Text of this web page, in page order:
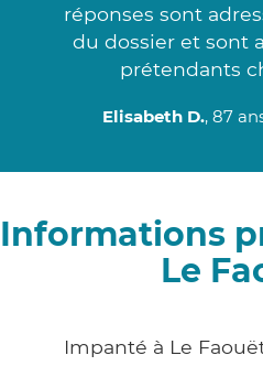
réponses sont
du dossier et sont
prétendants
Elisabeth D., 87
Informations
Le
Impanté à Le